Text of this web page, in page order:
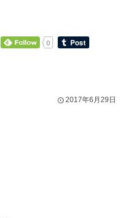
0
2017年6月29日